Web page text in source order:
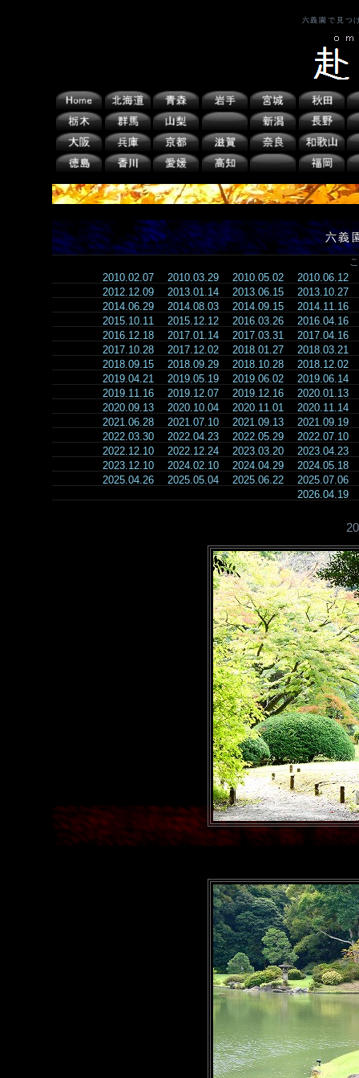
六義園で見つ
六義
2010.02.07 2010.03.29 2010.05.02
2010.06.12
2012.12.09
2013.01.14 2013.06.15
2013.10.27
2014.06.29
2014.08.03 2014.09.15
2014.11.16
2015.10.11
2015.12.12 2016.03.26
2016.04.16
2016.12.18
2017.01.14 2017.03.31
2017.04.16
2017.10.28
2017.12.02 2018.01.27
2018.03.21
2018.09.15
2018.09.29 2018.10.28
2018.12.02
2019.04.21
2019.05.19 2019.06.02
2019.06.14
2019.11.16
2019.12.07 2019.12.16
2020.01.13
2020.09.13
2020.10.04 2020.11.01
2020.11.14
2021.06.28
2021.07.10 2021.09.13
2021.09.19
2022.03.30
2022.04.23 2022.05.29
2022.07.10
2022.12.10
2022.12.24 2023.03.20
2023.04.23
2023.12.10
2024.02.10 2024.04.29
2024.05.18
2025.04.26
2025.05.04 2025.06.22
2025.07.06
2026.04.19